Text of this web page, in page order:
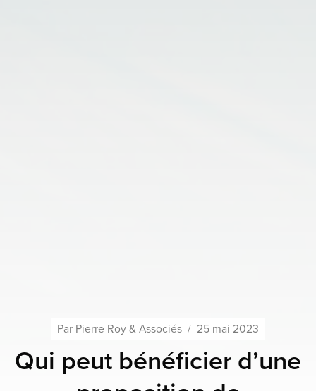
Par Pierre Roy & Associés / 25 mai 2023
Qui peut bénéficier d’une